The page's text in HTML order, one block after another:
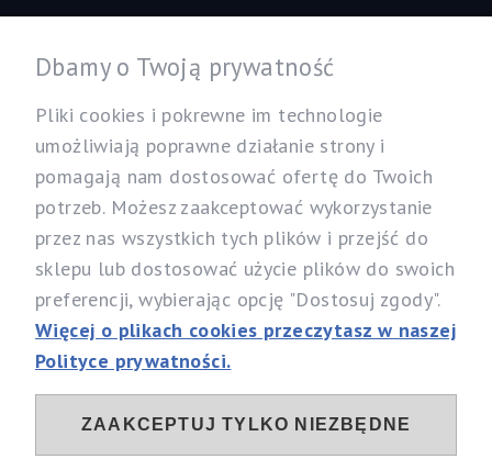
Nasz sklep
Specjalistyczny Sklep dla Alergików Mirosław Rybicki
Sobików 5, 05-530 Góra Kalwaria
woj. mazowieckie
Telefon:537 111 212, 731 603 303
Email:info@alergia-dom.pl
Sociale
Dbamy o Twoją prywatność
Pliki cookies i pokrewne im technologie
umożliwiają poprawne działanie strony i
pomagają nam dostosować ofertę do Twoich
potrzeb. Możesz zaakceptować wykorzystanie
przez nas wszystkich tych plików i przejść do
sklepu lub dostosować użycie plików do swoich
preferencji, wybierając opcję "Dostosuj zgody".
Więcej o plikach cookies przeczytasz w naszej
Polityce prywatności.
ZAAKCEPTUJ TYLKO NIEZBĘDNE